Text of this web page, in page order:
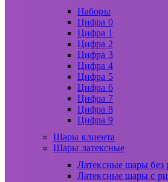
Наборы
Цифра 0
Цифра 1
Цифра 2
Цифра 3
Цифра 4
Цифра 5
Цифра 6
Цифра 7
Цифра 8
Цифра 9
Шары клиента
Шары латексные
Латексные шары без
Латексные шары с